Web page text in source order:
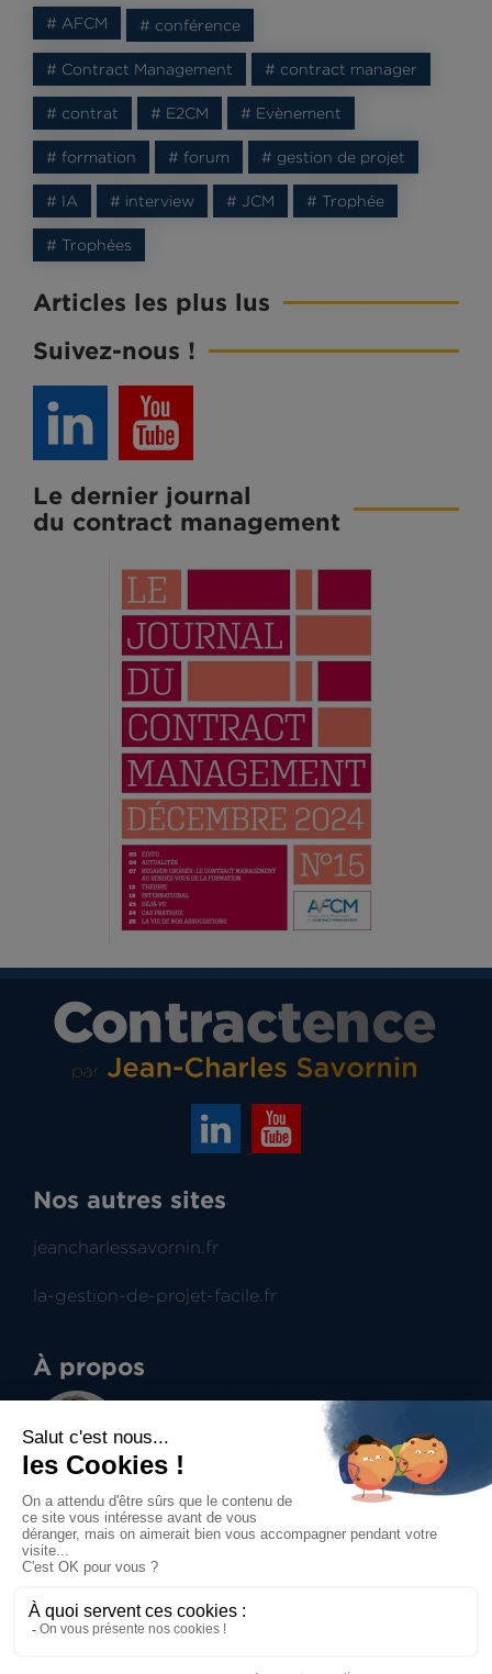
# AFCM # conférence
# Contract Management # contract manager
# contrat # E2CM # Evènement
# formation # forum # gestion de projet
# IA # interview # JCM # Trophée
# Trophées
Articles les plus lus
Suivez-nous !
Le dernier journal
du contract management
Nos autres sites
jeancharlessavornin.fr
la-gestion-de-projet-facile.fr
À propos
Jean-Charles Savornin
Dirigeant de projectence
Professionnel du management de projet et du
contract management, aide à la prise de
décisions.
Accueil
Mentions légales
Politique de confidentialité